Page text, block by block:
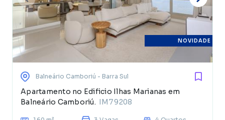
NOVIDADE
Balneário Camboriú - Barra Sul
Apartamento no Edificio Ilhas Marianas em
Balneário Camboriú. IM79208